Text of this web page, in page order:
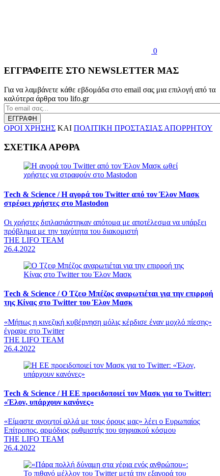
0
ΕΓΓΡΑΦΕΙΤΕ ΣΤΟ NEWSLETTER ΜΑΣ
Για να λαμβάνετε κάθε εβδομάδα στο email σας μια επιλογή από τα
καλύτερα άρθρα του lifo.gr
ΕΓΓΡΑΦΗ
ΟΡΟΙ ΧΡΗΣΗΣ ΚΑΙ ΠΟΛΙΤΙΚΗ ΠΡΟΣΤΑΣΙΑΣ ΑΠΟΡΡΗΤΟΥ
ΣΧΕΤΙΚΑ ΑΡΘΡΑ
Τech & Science /Η αγορά του Twitter από τον Έλον Μασκ
στρέφει χρήστες στο Mastodon
Οι χρήστες διπλασιάστηκαν απότομα με αποτέλεσμα να υπάρξει
πρόβλημα με την ταχύτητα του διακομιστή
THE LIFO TEAM
26.4.2022
Τech & Science /Ο Τζεφ Μπέζος αναρωτιέται για την επιρροή
της Κίνας στο Twitter του Έλον Μασκ
«Μήπως η κινεζική κυβέρνηση μόλις κέρδισε έναν μοχλό πίεσης»
έγραψε στο Twitter
THE LIFO TEAM
26.4.2022
Τech & Science /Η ΕΕ προειδοποιεί τον Μασκ για το Twitter:
«Έλον, υπάρχουν κανόνες»
«Είμαστε ανοιχτοί αλλά με τους όρους μας» λέει ο Ευρωπαίος
Επίτροπος, αρμόδιος ρυθμιστής του ψηφιακού κόσμου
THE LIFO TEAM
26.4.2022